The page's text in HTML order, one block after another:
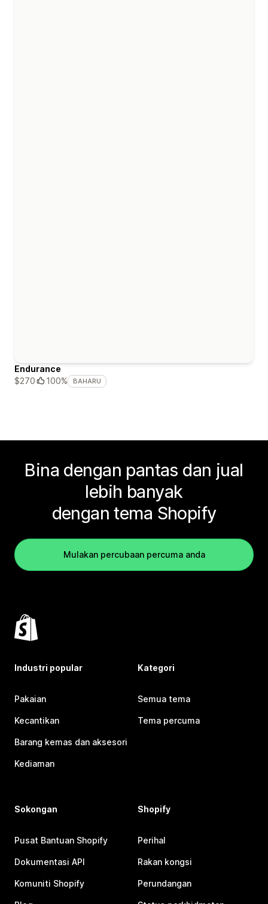
Endurance
$270
100% BAHARU
Bina dengan pantas dan jual
lebih banyak
dengan tema Shopify
Mulakan percubaan percuma anda
Industri popular
Pakaian
Kecantikan
Barang kemas dan aksesori
Kediaman
Kategori
Semua tema
Tema percuma
Sokongan
Pusat Bantuan Shopify
Dokumentasi API
Komuniti Shopify
Shopify
Perihal
Rakan kongsi
Perundangan